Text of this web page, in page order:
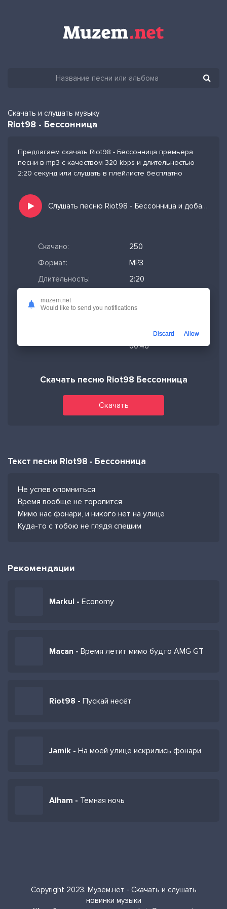
Скачать и слушать музыку
Riot98 - Бессонница
Предлагаем скачать Riot98 - Бессонница премьера
песни в mp3 с качеством 320 kbps и длительностью
2:20 секунд или слушать в плейлисте бесплатно
Слушать песню Riot98 - Бессонница и добавить в избранных
Скачано:
250
Формат:
MP3
Длительность:
2:20
Качество mp3:
320 кбит/с,
21-11-2025,
00:46
Скачать песню Riot98 Бессонница
Скачать
Текст песни Riot98 - Бессонница
Не успев опомниться
Время вообще не торопится
Мимо нас фонари, и никого нет на улице
Куда-то с тобою не глядя спешим
Рекомендации
Markul - Economy
Macan - Время летит мимо будто AMG GT
Riot98 - Пускай несёт
Jamik - На моей улице искрились фонари
Alham - Темная ночь
Copyright 2023. Музем.нет - Скачать и слушать
новинки музыки
muzem.net
Would like to send you notifications
Discard Allow